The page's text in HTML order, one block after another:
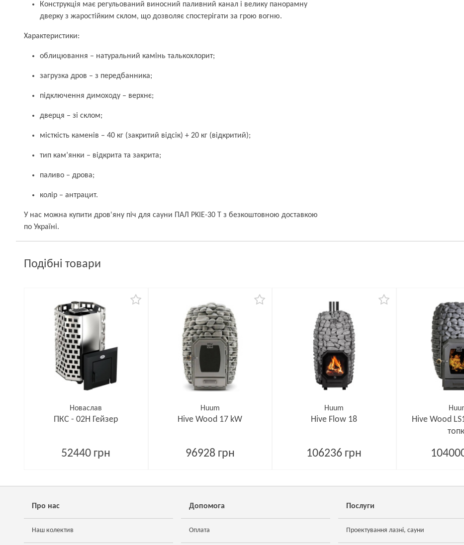
Конструкція має регульований виносний паливний канал і велику панорамну
дверку з жаростійким склом, що дозволяє спостерігати за грою вогню.
Характеристики:
облицювання – натуральний камінь талькохлорит;
загрузка дров – з передбанника;
підключення димоходу – верхнє;
дверця – зі склом;
місткість каменів – 40 кг (закритий відсік) + 20 кг (відкритий);
тип кам’янки – відкрита та закрита;
паливо – дрова;
колір – антрацит.
У нас можна купити дров'яну піч для сауни ПАЛ PKIE-30 T з безкоштовною доставкою
по Україні.
Подібні товари
Новаслав
ПКС - 02Н Гейзер
52440 грн
Huum
Hive Wood 17 kW
96928 грн
Huum
Hive Flow 18
106236 грн
Hive Wood
Про нас
Наш колектив
Допомога
Оплата
Послуги
Проектування лазні, сауни